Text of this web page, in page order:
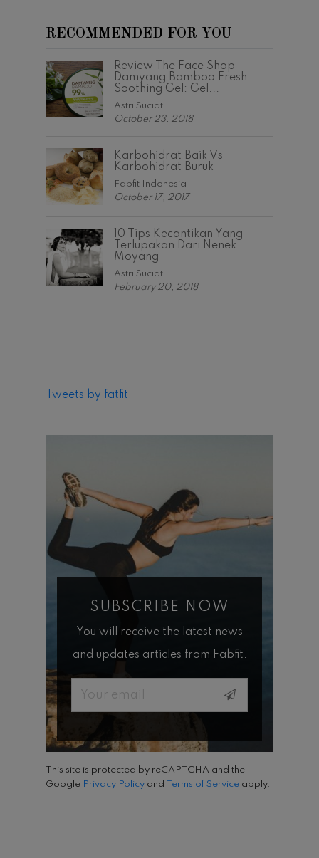
RECOMMENDED FOR YOU
Review The Face Shop
Damyang Bamboo Fresh
Soothing Gel: Gel...
Astri Suciati
October 23, 2018
Karbohidrat Baik Vs
Karbohidrat Buruk
Fabfit Indonesia
October 17, 2017
10 Tips Kecantikan Yang
Terlupakan Dari Nenek
Moyang
Astri Suciati
February 20, 2018
Tweets by fatfit
SUBSCRIBE NOW
You will receive the latest news
and updates articles from Fabfit.
Email
This site is protected by reCAPTCHA and the
Google Privacy Policy and Terms of Service apply.